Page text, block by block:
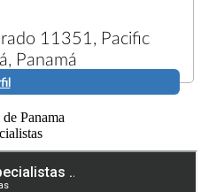
11351, Pacific
Panamá